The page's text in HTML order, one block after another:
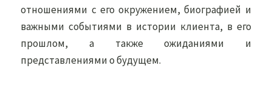
отношениями с его окружением, биографией и
важными событиями в истории клиента, в его
прошлом, а также ожиданиями и
представлениями о будущем.